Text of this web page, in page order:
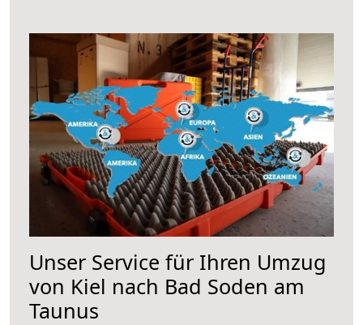
Unser Service für Ihren Umzug
von Kiel nach Bad Soden am
Taunus